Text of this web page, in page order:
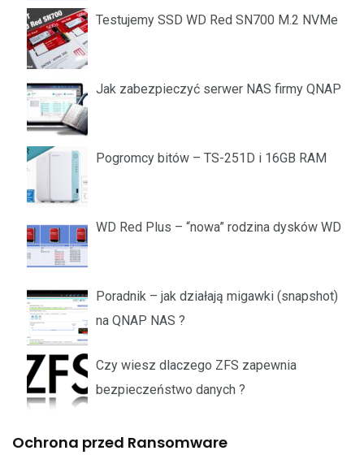
Testujemy SSD WD Red SN700 M.2 NVMe
Jak zabezpieczyć serwer NAS firmy QNAP
Pogromcy bitów – TS-251D i 16GB RAM
WD Red Plus – “nowa” rodzina dysków WD
Poradnik – jak działają migawki (snapshot)
na QNAP NAS ?
Czy wiesz dlaczego ZFS zapewnia
bezpieczeństwo danych ?
Ochrona przed Ransomware